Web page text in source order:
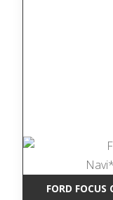
FORD